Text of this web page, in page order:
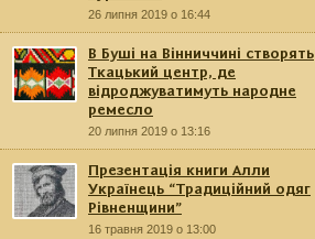
26 липня 2019 о 16:44
В Буші на Вінниччині створять
Ткацький центр, де
відроджуватимуть народне
ремесло
20 липня 2019 о 13:16
Презентація книги Алли
Українець “Традиційний одяг
Рівненщини”
16 травня 2019 о 13:00